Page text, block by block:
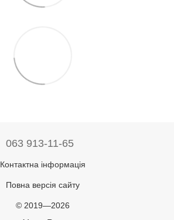
063 913-11-65
Контактна інформація
Повна версія сайту
© 2019—2026